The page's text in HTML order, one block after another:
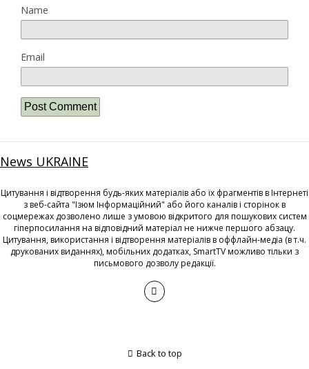
Name
Email
News UKRAINE
Цитування і відтворення будь-яких матеріалів або їх фрагментів в Інтернеті
з веб-сайта "Ізюм Інформаційний" або його каналів і сторінок в
соцмережах дозволено лише з умовою відкритого для пошукових систем
гіперпосилання на відповідний матеріал не нижче першого абзацу.
Цитування, використання і відтворення матеріалів в оффлайн-медіа (в т.ч.
друкованих виданнях), мобільних додатках, SmartTV можливо тільки з
письмового дозволу редакції.
Back to top